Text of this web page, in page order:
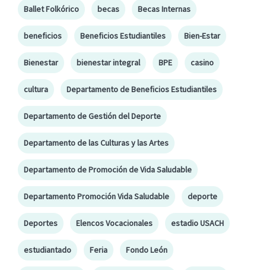
Ballet Folkórico becas Becas Internas
beneficios Beneficios Estudiantiles Bien-Estar
Bienestar bienestar integral BPE casino
cultura Departamento de Beneficios Estudiantiles
Departamento de Gestión del Deporte
Departamento de las Culturas y las Artes
Departamento de Promoción de Vida Saludable
Departamento Promoción Vida Saludable deporte
Deportes Elencos Vocacionales estadio USACH
estudiantado Feria Fondo León